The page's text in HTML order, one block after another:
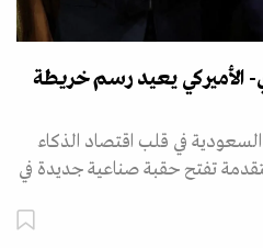
الأميركي يعيد رسم خريطة
السعودية في قلب اقتصاد الذكاء
تفتح حقبة صناعية جديدة في